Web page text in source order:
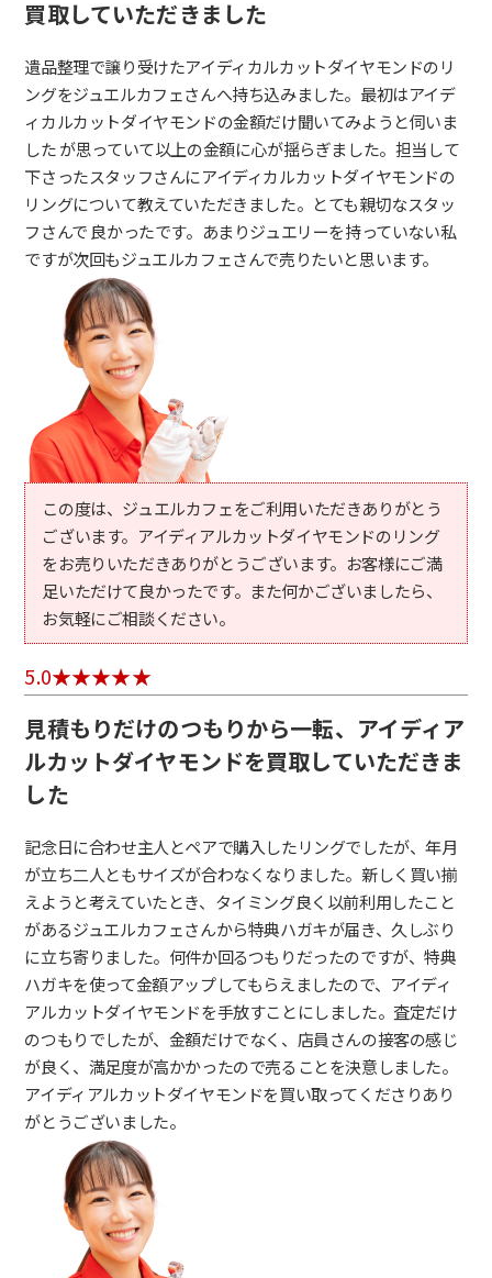
買取していただきました
遺品整理で譲り受けたアイディカルカットダイヤモンドのリ
ングをジュエルカフェさんへ持ち込みました。最初はアイデ
ィカルカットダイヤモンドの金額だけ聞いてみようと伺いま
した が思っていて以上の金額に心が揺らぎました。担当して
下さったスタッフさんにアイディカルカットダイヤモンドの
リングについて教えていただきました。とても親切なスタッ
フさんで 良かったです。あまりジュエリーを持っていない私
ですが次回もジュエルカフェさんで売りたいと思います。
この度は、ジュエルカフェをご利用いただきありがとう
ございます。アイディアルカットダイヤモンドのリング
をお売りいただきありがとうございます。お客様にご満
足いただけて良かったです。また何かございましたら、
お気軽にご相談ください。
5.0
見積もりだけのつもりから一転、アイディア
ルカットダイヤモンドを買取していただきま
した
記念日に合わせ主人とペアで購入したリングでしたが、年月
が立ち二人ともサイズが合わなくなりました。新しく買い揃
えようと考えていたとき、タイミング良く以前利用したこと
があるジュエルカフェさんから特典ハガキが届き、久しぶり
に立ち寄りました。何件か回るつもりだったのですが、特典
ハガキを使って金額アップしてもらえましたので、アイディ
アルカットダイヤモンドを手放すことにしました。査定だけ
のつもりでしたが、金額だけでなく、店員さんの接客の感じ
が良く、満足度が高かかったので売ることを決意しました。
アイディアルカットダイヤモンドを買い取ってくださりあり
がとうございました。